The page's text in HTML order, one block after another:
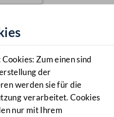
Zum einen sind
der
werden sie für die
verarbeitet. Cookies
nur mit Ihrem